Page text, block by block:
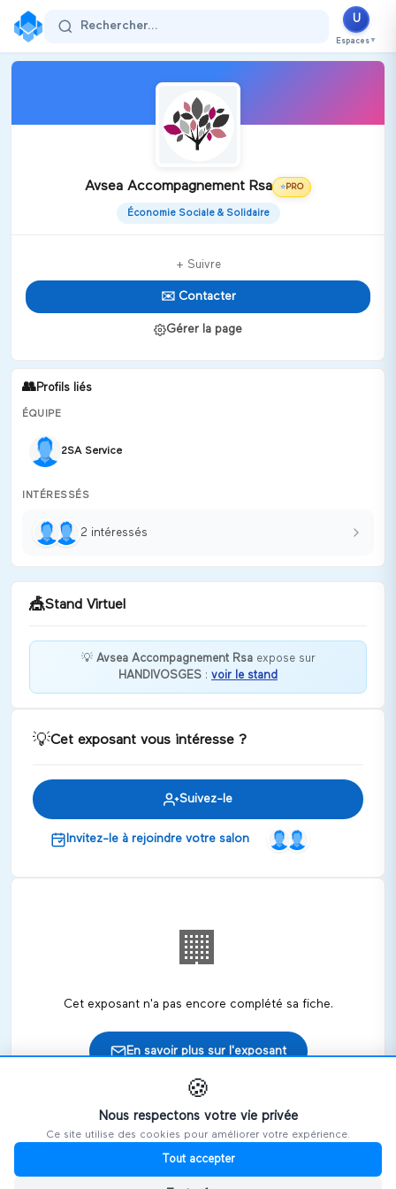
Rechercher...
U
Espaces ▼
Avsea Accompagnement Rsa ⭐PRO
Économie Sociale & Solidaire
+ Suivre
✉️ Contacter
Gérer la page
👥Profils liés
ÉQUIPE
2SA Service
INTÉRESSÉS
2 intéressés
🎪Stand Virtuel
Bienvenue chez Avsea Accompagnement Rsa !
💡 Avsea Accompagnement Rsaexpose sur
HANDIVOSGES : voir le stand
💡Cet exposant vous intéresse ?
Suivez-le
Invitez-le à rejoindre votre salon
🏢
Cet exposant n'a pas encore complété sa fiche.
En savoir plus sur l'exposant
🎪Retrouvez cet exposant sur les salons
🍪
Nous respectons votre vie privée
Ce site utilise des cookies pour améliorer votre expérience.
Tout accepter